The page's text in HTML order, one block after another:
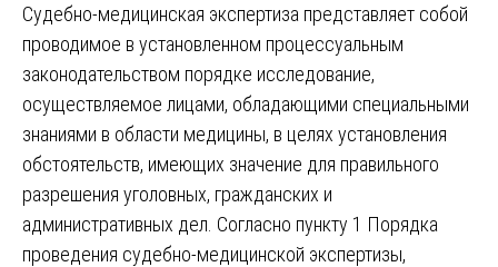
Судебно-медицинская экспертиза представляет собой
проводимое в установленном процессуальным
законодательством порядке исследование,
осуществляемое лицами, обладающими специальными
знаниями в области медицины, в целях установления
обстоятельств, имеющих значение для правильного
разрешения уголовных, гражданских и
административных дел. Согласно пункту 1 Порядка
проведения судебно-медицинской экспертизы,